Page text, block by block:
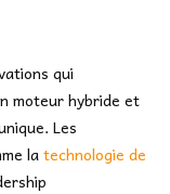
qui
moteur hybride et
Les
latechnologie de